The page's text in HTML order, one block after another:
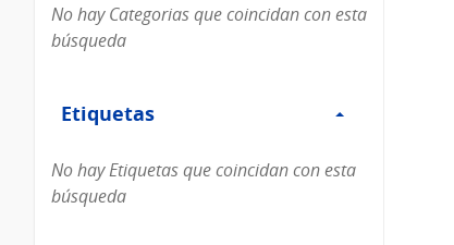
No hay Categorias que coincidan con esta
búsqueda
Etiquetas
Etiquetas
No hay Etiquetas que coincidan con esta
búsqueda